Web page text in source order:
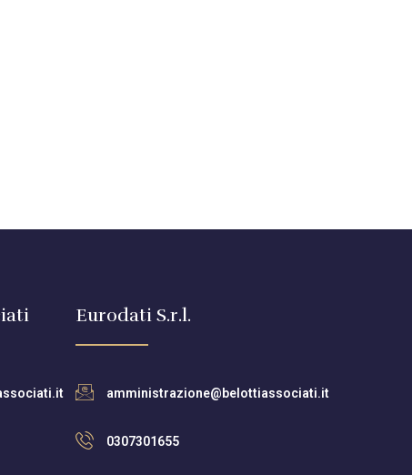
Eurodati S.r.l.
amministrazione@belottiassociati.it
0307301655